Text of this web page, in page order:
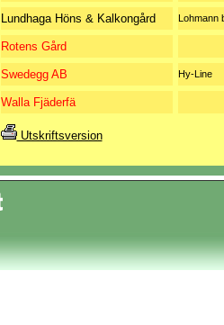
Lundhaga Höns & Kalkongård Lohmann
Rotens Gård
Swedegg AB Hy-Line
Walla Fjäderfä
Utskriftsversion